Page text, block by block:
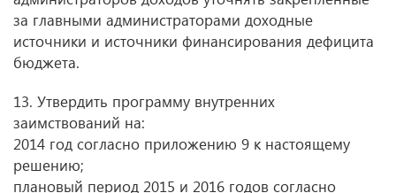
за главными администраторами доходные
источники и источники финансирования дефицита
бюджета.
13. Утвердить программу внутренних
заимствований на:
2014 год согласно приложению 9 к настоящему
решению;
плановый период 2015 и 2016 годов согласно